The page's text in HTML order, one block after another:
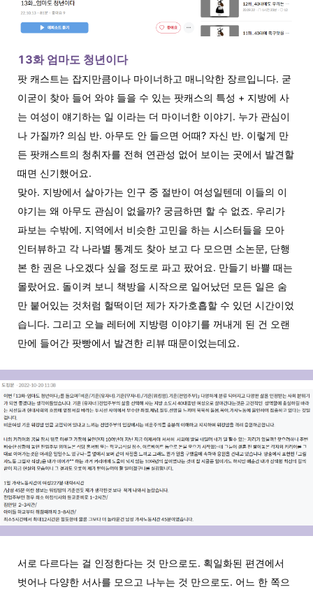
13화 엄마도 청년이다
팟 캐스트는 잡지만큼이나 마이너하고 매니악한 장르입니다. 굳
이굳이 찾아 들어 와야 들을 수 있는 팟캐스의 특성 + 지방에 사
는 여성이 얘기하는 일 이라는 더 마이너한 이야기. 누가 관심이
나 가질까? 의심 반. 아무도 안 들으면 어때? 자신 반. 이렇게 만
든 팟캐스트의 청취자를 전혀 연관성 없어 보이는 곳에서 발견할
때면 신기했어요.
맞아. 지방에서 살아가는 인구 중 절반이 여성일텐데 이들의 이
야기는 왜 아무도 관심이 없을까? 궁금하면 할 수 없죠. 우리가
파보는 수밖에. 지역에서 비슷한 고민을 하는 시스터들을 모아
인터뷰하고 각 나라별 통계도 찾아 보고 다 모으면 소논문, 단행
본 한 권은 나오겠다 싶을 정도로 파고 팠어요. 만들기 바쁠 때는
몰랐어요. 돌이켜 보니 책방을 시작으로 일어났던 모든 일은 숨
만 붙어있는 것처럼 헐떡이던 제가 자가호흡할 수 있던 시간이었
습니다. 그리고 오늘 레터에 지방령 이야기를 꺼내게 된 건 오랜
만에 들어간 팟빵에서 발견한 리뷰 때문이었는데요.
서로 다르다는 걸 인정한다는 것 만으로도. 획일화된 편견에서
벗어나 다양한 서사를 모으고 나누는 것 만으로도. 어느 한 쪽으